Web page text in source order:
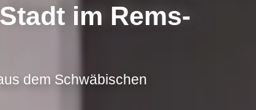
im Rems-
dem Schwäbischen